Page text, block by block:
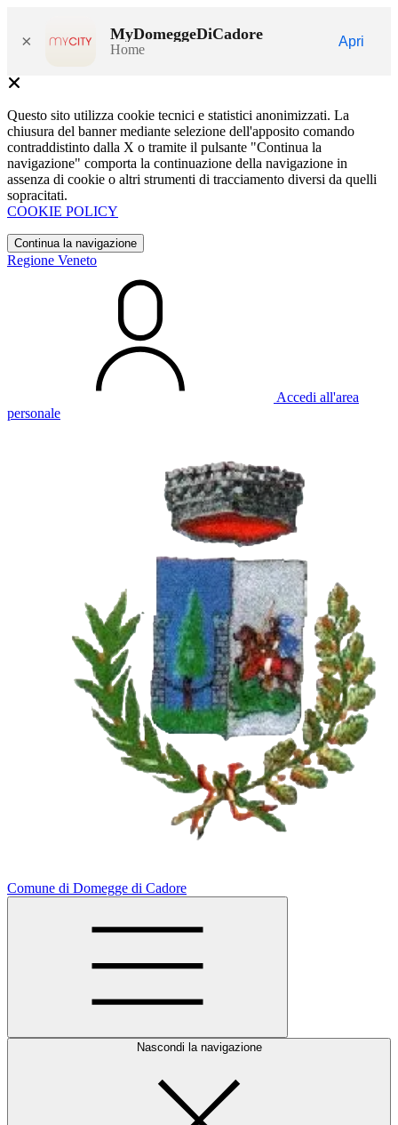
× MyDomeggeDiCadore
Home
Apri
Questo sito utilizza cookie tecnici e statistici anonimizzati. La
chiusura del banner mediante selezione dell'apposito comando
contraddistinto dalla X o tramite il pulsante "Continua la
navigazione" comporta la continuazione della navigazione in
assenza di cookie o altri strumenti di tracciamento diversi da quelli
sopracitati.
COOKIE POLICY
Continua la navigazione
Regione Veneto
Accedi all'area
personale
Comune di Domegge di Cadore
Nascondi la navigazione